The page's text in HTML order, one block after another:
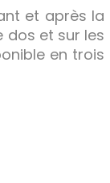
et après la
dos et sur les
en trois